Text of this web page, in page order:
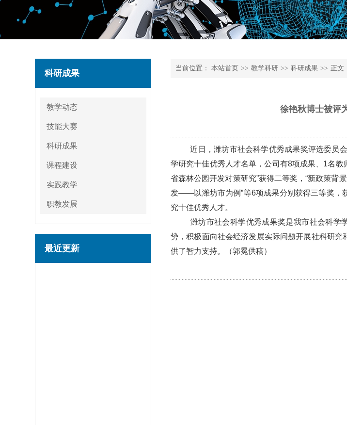
科研成果
教学动态
技能大赛
科研成果
课程建设
实践教学
职教发展
最近更新
当前位置： 本站首页 >> 教学科研 >> 科研成果 >> 正文
徐艳秋博士被评
近日，潍坊市社会科学优秀成果奖评选委员
学研究十佳优秀人才名单，公司有8项成果、1名教
省森林公园开发对策研究”获得二等奖，“新政策背
发——以潍坊市为例”等6项成果分别获得三等奖，
究十佳优秀人才。
潍坊市社会科学优秀成果奖是我市社会科学
势，积极面向社会经济发展实际问题开展社科研
供了智力支持。（郭冕供稿）